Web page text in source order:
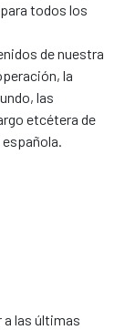
todos los
de nuestra
la
las
etcétera de
a las últimas